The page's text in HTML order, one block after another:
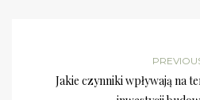
Jakie czynniki wpływają na